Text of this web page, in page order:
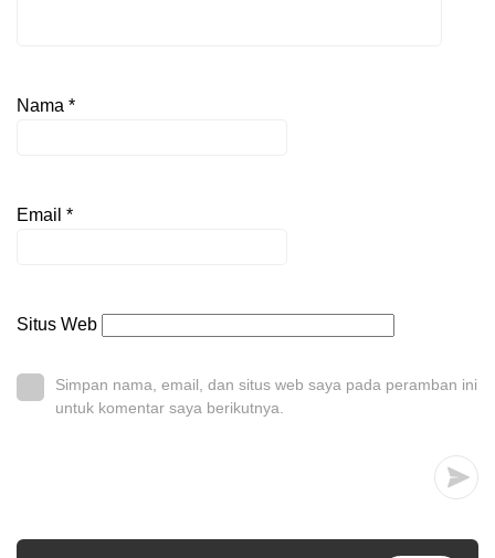
Nama *
Email *
Situs Web
Simpan nama, email, dan situs web saya pada peramban ini
untuk komentar saya berikutnya.